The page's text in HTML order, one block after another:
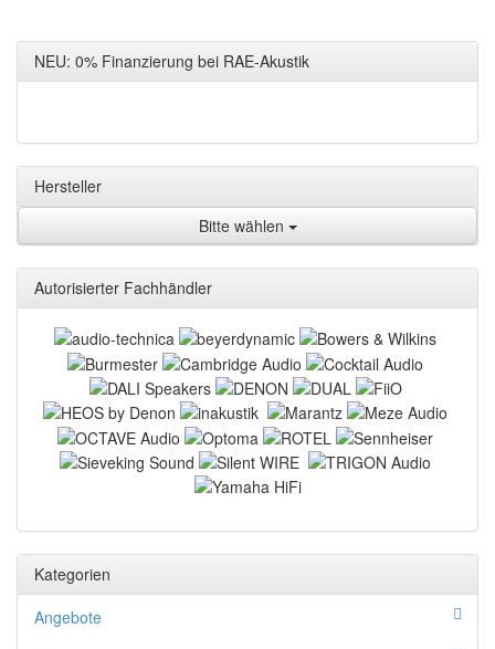
NEU: 0% Finanzierung bei RAE-Akustik
Hersteller
Bitte wählen
Autorisierter Fachhändler
Kategorien
Angebote